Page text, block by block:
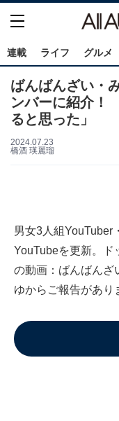
連載 ライフ グルメ
ばんばんざい・
ンバーに紹介！
ると思った」
2024.07.23
橋酒 瑛麗瑠
男女3人組YouTuber
YouTubeを更新。ド
の動画：ばんばんざ
ゆからご報告があり